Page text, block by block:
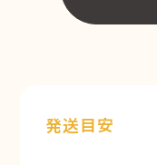
発送目安